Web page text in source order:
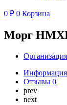
0 ₽ 0 Корзина
Морг
Информация
Отзывы 0
prev
next